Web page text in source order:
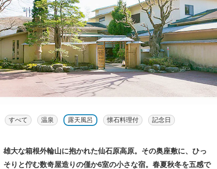
すべて 温泉 露天風呂 懐石料理付 記念日
雄大な箱根外輪山に抱かれた仙石原高原。その奥座敷に、ひっ
そりと佇む数奇屋造りの僅か6室の小さな宿。春夏秋冬を五感で